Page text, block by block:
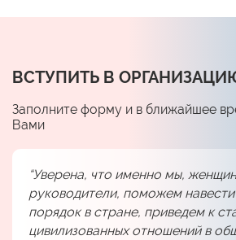
ВСТУПИТЬ В
Заполните форму и в ближайшее
Вами
“Уверена, что именно мы,
руководители, поможем
порядок в стране, приведем к
цивилизованных отношений в